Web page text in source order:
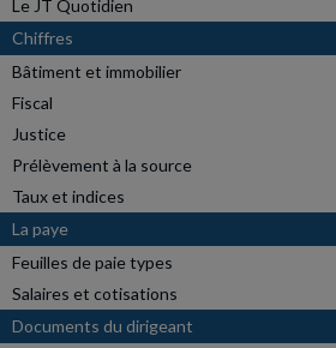
Le JT Quotidien
Chiffres
Bâtiment et immobilier
Fiscal
Justice
Prélèvement à la source
Taux et indices
La paye
Feuilles de paie types
Salaires et cotisations
Documents du dirigeant